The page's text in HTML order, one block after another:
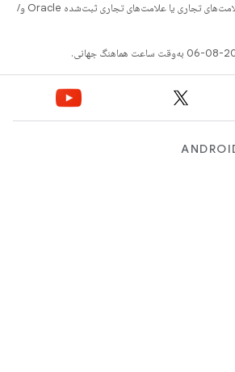
هستند. جاوا و OpenJDK علامت‌های تجاری یا علامت‌های تجاری ثبت‌شده Oracle و/